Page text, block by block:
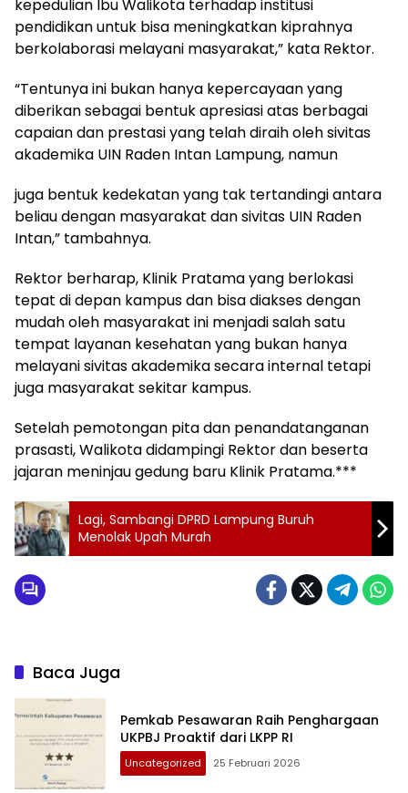
kepedulian Ibu Walikota terhadap institusi
pendidikan untuk bisa meningkatkan kiprahnya
berkolaborasi melayani masyarakat,” kata Rektor.
“Tentunya ini bukan hanya kepercayaan yang
diberikan sebagai bentuk apresiasi atas berbagai
capaian dan prestasi yang telah diraih oleh sivitas
akademika UIN Raden Intan Lampung, namun
juga bentuk kedekatan yang tak tertandingi antara
beliau dengan masyarakat dan sivitas UIN Raden
Intan,” tambahnya.
Rektor berharap, Klinik Pratama yang berlokasi
tepat di depan kampus dan bisa diakses dengan
mudah oleh masyarakat ini menjadi salah satu
tempat layanan kesehatan yang bukan hanya
melayani sivitas akademika secara internal tetapi
juga masyarakat sekitar kampus.
Setelah pemotongan pita dan penandatanganan
prasasti, Walikota didampingi Rektor dan beserta
jajaran meninjau gedung baru Klinik Pratama.***
Lagi, Sambangi DPRD Lampung Buruh
Menolak Upah Murah
Baca Juga
Pemkab Pesawaran Raih Penghargaan
UKPBJ Proaktif dari LKPP RI
Uncategorized 25 Februari 2026